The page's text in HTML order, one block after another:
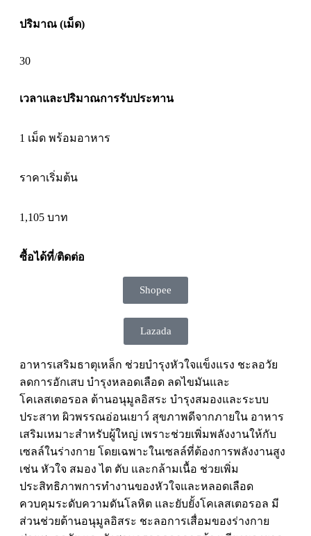
ปริมาณ (เม็ด)
30
เวลาและปริมาณการรับประทาน
1 เม็ด พร้อมอาหาร
ราคาเริ่มต้น
1,105 บาท
ซื้อได้ที่/ติดต่อ
Shopee
Lazada
อาหารเสริมธาตุเหล็ก ช่วยบำรุงหัวใจแข็งแรง ชะลอวัย
ลดการอักเสบ บำรุงหลอดเลือด ลดไขมันและ
โคเลสเตอรอล ต้านอนุมูลอิสระ บำรุงสมองและระบบ
ประสาท ผิวพรรณอ่อนเยาว์ สุขภาพดีจากภายใน อาหาร
เสริมเหมาะสำหรับผู้ใหญ่ เพราะช่วยเพิ่มพลังงานให้กับ
เซลล์ในร่างกาย โดยเฉพาะในเซลล์ที่ต้องการพลังงานสูง
เช่น หัวใจ สมอง ไต ตับ และกล้ามเนื้อ ช่วยเพิ่ม
ประสิทธิภาพการทำงานของหัวใจและหลอดเลือด
ควบคุมระดับความดันโลหิต และยับยั้งโคเลสเตอรอล มี
ส่วนช่วยต้านอนุมูลอิสระ ชะลอการเสื่อมของร่างกาย